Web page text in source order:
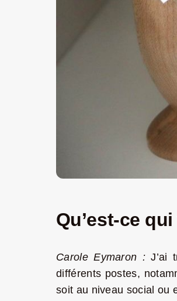
Qu’est-ce
Carole Eymaron : J’ai
différents postes,
soit au niveau social ou